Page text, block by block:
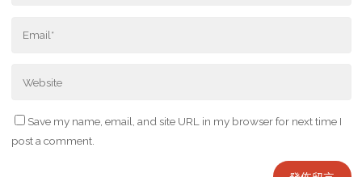
Save my name, email, and site URL in my browser for next time I
post a comment.